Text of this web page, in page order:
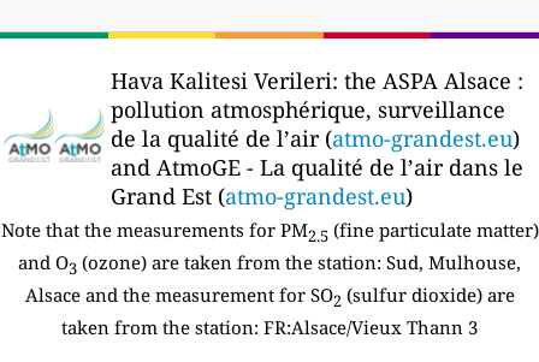
Hava Kalitesi Verileri: the ASPA Alsace :
pollution atmosphérique, surveillance
de la qualité de l’air (atmo-grandest.eu)
and AtmoGE - La qualité de l’air dans le
Grand Est (atmo-grandest.eu)
Note that the measurements for PM2.5 (fine particulate matter)
and O3 (ozone) are taken from the station: Sud, Mulhouse,
Alsace and the measurement for SO2 (sulfur dioxide) are
taken from the station: FR:Alsace/Vieux Thann 3